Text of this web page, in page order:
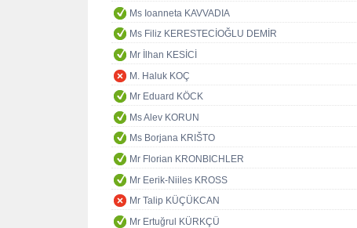
Ms Ioanneta KAVVADIA
Ms Filiz KERESTECİOĞLU DEMİR
Mr İlhan KESİCİ
M. Haluk KOÇ
Mr Eduard KÖCK
Ms Alev KORUN
Ms Borjana KRIŠTO
Mr Florian KRONBICHLER
Mr Eerik-Niiles KROSS
Mr Talip KÜÇÜKCAN
Mr Ertuğrul KÜRKÇÜ